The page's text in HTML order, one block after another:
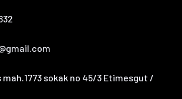
mah.1773 sokak no 45/3 Etimesgut /